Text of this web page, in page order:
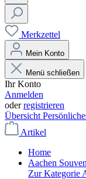
Merkzettel
Mein Konto
Menü schließen
Ihr Konto
Anmelden
oderregistrieren
Übersicht
Artikel
Home
Aachen
Zur Kategorie